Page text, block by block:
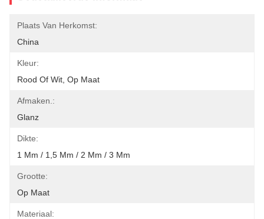
Plaats Van Herkomst:
China
Kleur:
Rood Of Wit, Op Maat
Afmaken.:
Glanz
Dikte:
1 Mm / 1,5 Mm / 2 Mm / 3 Mm
Grootte:
Op Maat
Materiaal: